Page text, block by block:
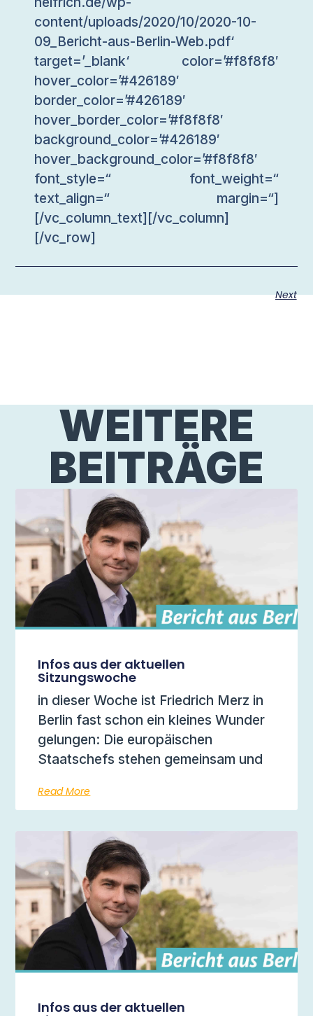
content/uploads/2020/10/2020-10-
09_Bericht-aus-Berlin-Web.pdf‘
target=’_blank‘ color=’#f8f8f8′
hover_color=’#426189′
border_color=’#426189′
hover_border_color=’#f8f8f8′
background_color=’#426189′
hover_background_color=’#f8f8f8′
font_style=“ font_weight=“
text_align=“ margin=“]
[/vc_column_text][/vc_column]
[/vc_row]
Next
WEITERE
BEITRÄGE
Infos aus der aktuellen
Sitzungswoche
in dieser Woche ist Friedrich Merz in
Berlin fast schon ein kleines Wunder
gelungen: Die europäischen
Staatschefs stehen gemeinsam und
Read More
Infos aus der aktuellen